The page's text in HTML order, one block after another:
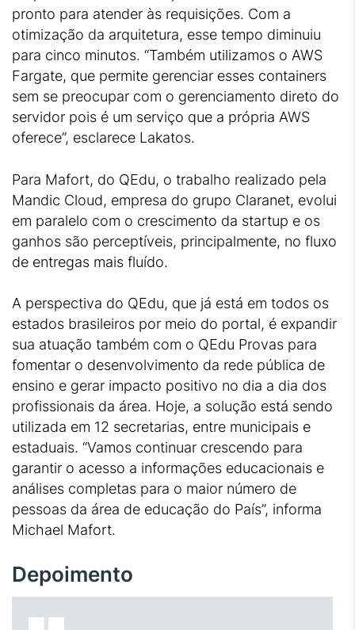
pronto para atender às requisições. Com a
otimização da arquitetura, esse tempo diminuiu
para cinco minutos. “Também utilizamos o AWS
Fargate, que permite gerenciar esses containers
sem se preocupar com o gerenciamento direto do
servidor pois é um serviço que a própria AWS
oferece”, esclarece Lakatos.
Para Mafort, do QEdu, o trabalho realizado pela
Mandic Cloud, empresa do grupo Claranet, evolui
em paralelo com o crescimento da startup e os
ganhos são perceptíveis, principalmente, no fluxo
de entregas mais fluído.
A perspectiva do QEdu, que já está em todos os
estados brasileiros por meio do portal, é expandir
sua atuação também com o QEdu Provas para
fomentar o desenvolvimento da rede pública de
ensino e gerar impacto positivo no dia a dia dos
profissionais da área. Hoje, a solução está sendo
utilizada em 12 secretarias, entre municipais e
estaduais. “Vamos continuar crescendo para
garantir o acesso a informações educacionais e
análises completas para o maior número de
pessoas da área de educação do País”, informa
Michael Mafort.
Depoimento